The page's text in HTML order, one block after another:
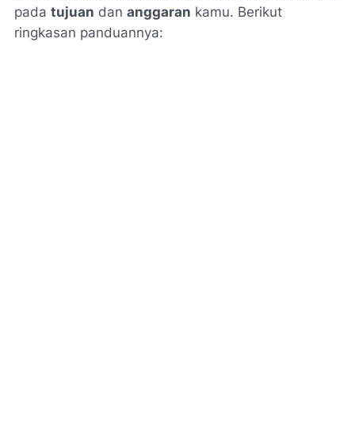
pada tujuan dan anggaran kamu. Berikut
ringkasan panduannya: